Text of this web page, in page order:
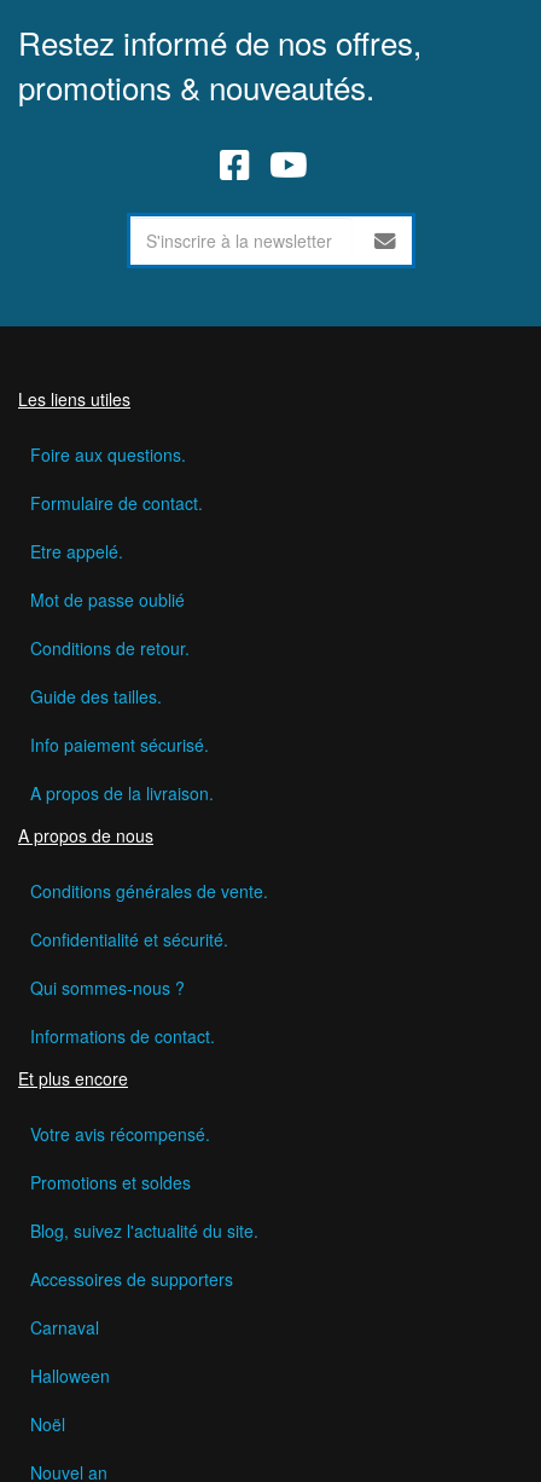
Restez informé de nos offres,
promotions & nouveautés.
Les liens utiles
Foire aux questions.
Formulaire de contact.
Etre appelé.
Mot de passe oublié
Conditions de retour.
Guide des tailles.
Info paiement sécurisé.
A propos de la livraison.
A propos de nous
Conditions générales de vente.
Confidentialité et sécurité.
Qui sommes-nous ?
Informations de contact.
Et plus encore
Votre avis récompensé.
Promotions et soldes
Blog, suivez l'actualité du site.
Accessoires de supporters
Carnaval
Halloween
Noël
Nouvel an